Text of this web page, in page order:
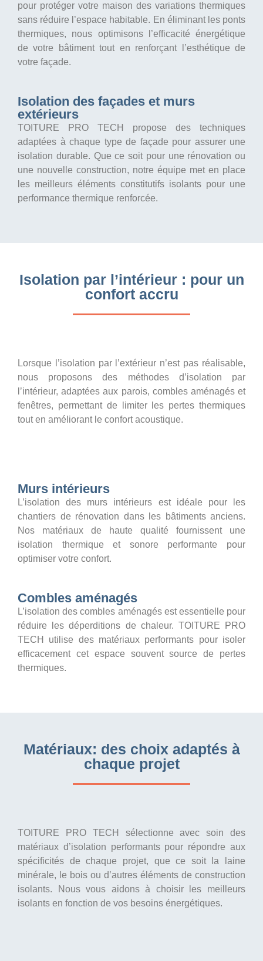
pour protéger votre maison des variations thermiques
sans réduire l’espace habitable. En éliminant les ponts
thermiques, nous optimisons l’efficacité énergétique
de votre bâtiment tout en renforçant l’esthétique de
votre façade.
Isolation des façades et murs
extérieurs
TOITURE PRO TECH propose des techniques
adaptées à chaque type de façade pour assurer une
isolation durable. Que ce soit pour une rénovation ou
une nouvelle construction, notre équipe met en place
les meilleurs éléments constitutifs isolants pour une
performance thermique renforcée.
Isolation par l’intérieur : pour un
confort accru
Lorsque l’isolation par l’extérieur n’est pas réalisable,
nous proposons des méthodes d’isolation par
l’intérieur, adaptées aux parois, combles aménagés et
fenêtres, permettant de limiter les pertes thermiques
tout en améliorant le confort acoustique.
Murs intérieurs
L’isolation des murs intérieurs est idéale pour les
chantiers de rénovation dans les bâtiments anciens.
Nos matériaux de haute qualité fournissent une
isolation thermique et sonore performante pour
optimiser votre confort.
Combles aménagés
L’isolation des combles aménagés est essentielle pour
réduire les déperditions de chaleur. TOITURE PRO
TECH utilise des matériaux performants pour isoler
efficacement cet espace souvent source de pertes
thermiques.
Matériaux: des choix adaptés à
chaque projet
TOITURE PRO TECH sélectionne avec soin des
matériaux d’isolation performants pour répondre aux
spécificités de chaque projet, que ce soit la laine
minérale, le bois ou d’autres éléments de construction
isolants. Nous vous aidons à choisir les meilleurs
isolants en fonction de vos besoins énergétiques.